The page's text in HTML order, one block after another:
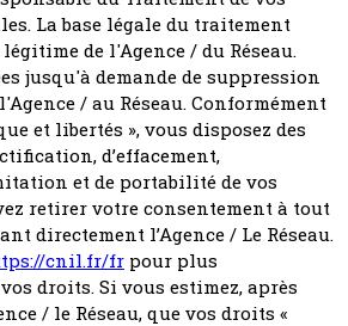
La base légale du traitement
de l'Agence / du Réseau.
jusqu'à demande de suppression
/ au Réseau. Conformément
et libertés », vous disposez des
d’effacement,
et de portabilité de vos
retirer votre consentement à tout
directement l’Agence / Le Réseau.
cnil.fr/fr pour plus
droits. Si vous estimez, après
/ le Réseau, que vos droits «